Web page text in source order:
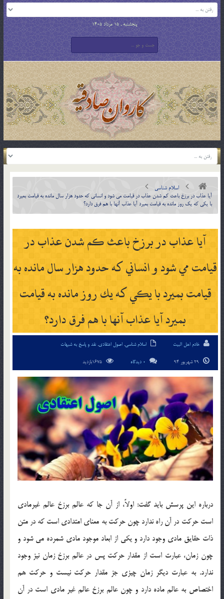
پنجشنبه , 15 مرداد 1405
اسلام شناسی
آيا عذاب در برزخ باعث كم شدن عذاب در قيامت مي شود و انساني كه حدود هزار سال مانده به قيامت بميرد
با يكي كه يك روز مانده به قيامت بميرد آيا عذاب آنها با هم فرق دارد؟
آيا عذاب در برزخ باعث كم شدن عذاب در
قيامت مي شود و انساني كه حدود هزار سال مانده به
قيامت بميرد با يكي كه يك روز مانده به قيامت
بميرد آيا عذاب آنها با هم فرق دارد؟
خادم اهل البیت اسلام شناسی, اصول اعتقادی, نقد و پاسخ به شبهات
0 دیدگاه
درباره اين پرسش بايد گفت: اولاً، از آن جا كه عالم برزخ عالم غيرمادي
است حرکت در آن راه ندارد چون حركت به معناي امتدادي است كه در متن
ذات حقايق مادي وجود دارد و يكي از ابعاد موجود مادي شمرده مي شود و
چون زمان، عبارت است از مقدار حركت پس در عالم برزخ زمان نيز وجود
ندارد. به عبارت ديگر زمان چيزي جز مقدار حرکت نيست و حرکت هم
اختصاص به عالم ماده دارد و چون عالم برزخ عالم غير مادي است در آن